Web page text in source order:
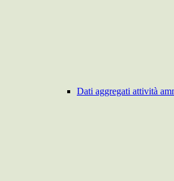
Dati aggregati attività